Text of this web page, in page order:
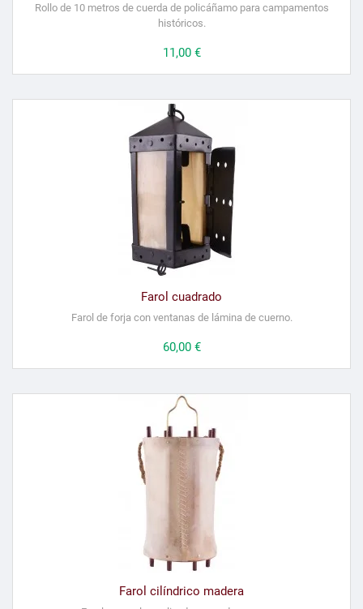
Rollo de 10 metros de cuerda de policáñamo para campamentos
históricos.
Precio
11,00 €
Farol cuadrado
Farol de forja con ventanas de lámina de cuerno.
Precio
60,00 €
Farol cilíndrico madera